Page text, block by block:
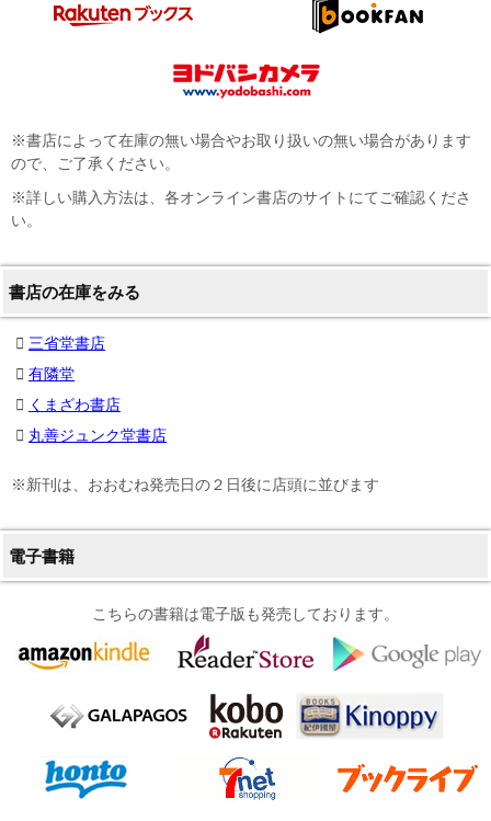
※書店によって在庫の無い場合やお取り扱いの無い場合があります
ので、ご了承ください。
※詳しい購入方法は、各オンライン書店のサイトにてご確認くださ
い。
書店の在庫をみる
三省堂書店
有隣堂
くまざわ書店
丸善ジュンク堂書店
※新刊は、おおむね発売日の２日後に店頭に並びます
電子書籍
こちらの書籍は電子版も発売しております。